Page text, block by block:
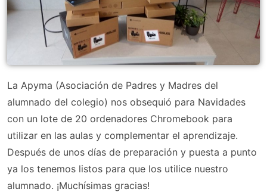
La Apyma (Asociación de Padres y Madres del
alumnado del colegio) nos obsequió para Navidades
con un lote de 20 ordenadores Chromebook para
utilizar en las aulas y complementar el aprendizaje.
Después de unos días de preparación y puesta a punto
ya los tenemos listos para que los utilice nuestro
alumnado. ¡Muchísimas gracias!